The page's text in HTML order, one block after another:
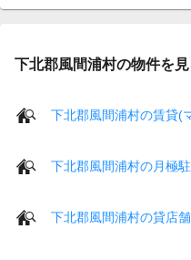
下北郡風間浦村の物件を
下北郡風間浦村の賃貸(
下北郡風間浦村の月極
下北郡風間浦村の貸店舗